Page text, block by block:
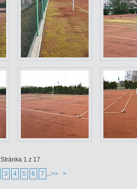
Stránka 1 z 17
3 4 5 6 7 ...>> >